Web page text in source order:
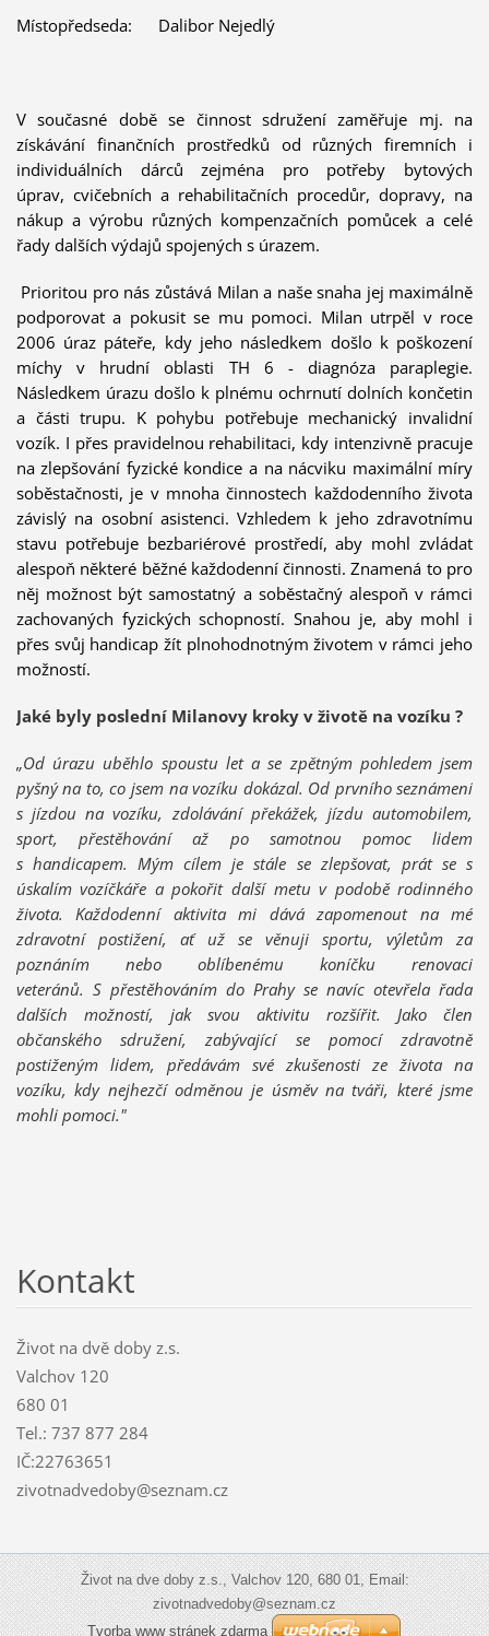
Místopředseda: Dalibor Nejedlý
V současné době se činnost sdružení zaměřuje mj. na
získávání finančních prostředků od různých firemních i
individuálních dárců zejména pro potřeby bytových
úprav, cvičebních a rehabilitačních procedůr, dopravy, na
nákup a výrobu různých kompenzačních pomůcek a celé
řady dalších výdajů spojených s úrazem.
Prioritou pro nás zůstává Milan a naše snaha jej maximálně
podporovat a pokusit se mu pomoci. Milan utrpěl v roce
2006 úraz páteře, kdy jeho následkem došlo k poškození
míchy v hrudní oblasti TH 6 - diagnóza paraplegie.
Následkem úrazu došlo k plnému ochrnutí dolních končetin
a části trupu. K pohybu potřebuje mechanický invalidní
vozík. I přes pravidelnou rehabilitaci, kdy intenzivně pracuje
na zlepšování fyzické kondice a na nácviku maximální míry
soběstačnosti, je v mnoha činnostech každodenního života
závislý na osobní asistenci. Vzhledem k jeho zdravotnímu
stavu potřebuje bezbariérové prostředí, aby mohl zvládat
alespoň některé běžné každodenní činnosti. Znamená to pro
něj možnost být samostatný a soběstačný alespoň v rámci
zachovaných fyzických schopností. Snahou je, aby mohl i
přes svůj handicap žít plnohodnotným životem v rámci jeho
možností.
Jaké byly poslední Milanovy kroky v životě na vozíku ?
„Od úrazu uběhlo spoustu let a se zpětným pohledem jsem
pyšný na to, co jsem na vozíku dokázal. Od prvního seznámení
s jízdou na vozíku, zdolávání překážek, jízdu automobilem,
sport, přestěhování až po samotnou pomoc lidem
s handicapem. Mým cílem je stále se zlepšovat, prát se s
úskalím vozíčkáře a pokořit další metu v podobě rodinného
života. Každodenní aktivita mi dává zapomenout na mé
zdravotní postižení, ať už se věnuji sportu, výletům za
poznáním nebo oblíbenému koníčku renovaci
veteránů. S přestěhováním do Prahy se navíc otevřela řada
dalších možností, jak svou aktivitu rozšířit. Jako člen
občanského sdružení, zabývající se pomocí zdravotně
postiženým lidem, předávám své zkušenosti ze života na
vozíku, kdy nejhezčí odměnou je úsměv na tváři, které jsme
mohli pomoci."
Kontakt
Život na dvě doby z.s.
Valchov 120
680 01
Tel.: 737 877 284
IČ:22763651
zivotnadvedoby@seznam.cz
Život na dve doby z.s., Valchov 120, 680 01, Email:
zivotnadvedoby@seznam.cz
Tvorba www stránek zdarma